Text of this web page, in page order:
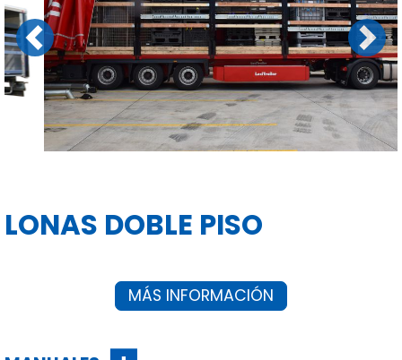
Previous Next